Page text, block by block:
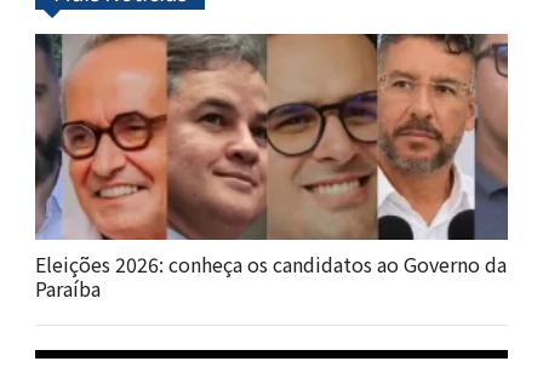
Eleições 2026: conheça os candidatos ao Governo da
Paraíba